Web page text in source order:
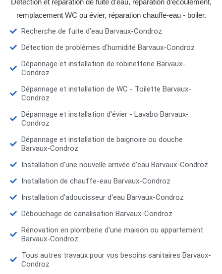
Détection et réparation de fuite d'eau, réparation d’écoulement,
remplacement WC ou évier, réparation chauffe-eau - boiler.
Recherche de fuite d’eau Barvaux-Condroz
Détection de problèmes d'humidité Barvaux-Condroz
Dépannage et installation de robinetterie Barvaux-
Condroz
Dépannage et installation de WC - Toilette Barvaux-
Condroz
Dépannage et installation d'évier - Lavabo Barvaux-
Condroz
Dépannage et installation de baignoire ou douche
Barvaux-Condroz
Installation d'une nouvelle arrivée d'eau Barvaux-Condroz
Installation de chauffe-eau Barvaux-Condroz
Installation d’adoucisseur d'eau Barvaux-Condroz
Débouchage de canalisation Barvaux-Condroz
Rénovation en plomberie d'une maison ou appartement
Barvaux-Condroz
Tous autres travaux pour vos besoins sanitaires Barvaux-
Condroz